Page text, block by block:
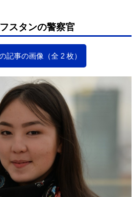
スタンの警察官
記事の画像（全 2 枚）